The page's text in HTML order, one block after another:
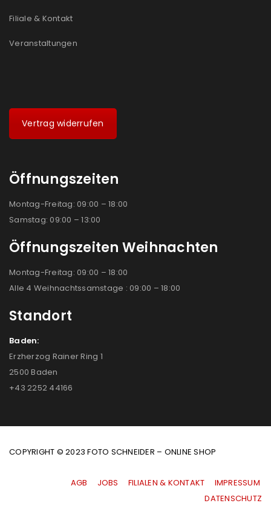
Filiale & Kontakt
Veranstaltungen
Vertrag widerrufen
Öffnungszeiten
Montag-Freitag: 09:00 – 18:00
Samstag: 09:00 – 13:00
Öffnungszeiten Weihnachten
Montag-Freitag: 09:00 – 18:00
Alle 4 Weihnachtssamstage : 09:00 – 18:00
Standort
Baden:
Erzherzog Rainer Ring 1
2500 Baden
+43 2252 44166
COPYRIGHT © 2023 FOTO SCHNEIDER – ONLINE SHOP
AGB JOBS FILIALEN & KONTAKT
IMPRESSUM
|DATENSCHUTZ